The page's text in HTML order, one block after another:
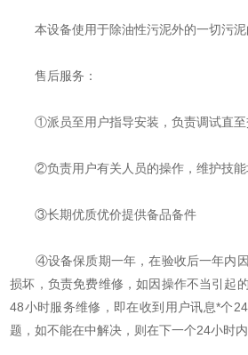
本设备使用于除油性污泥外的一切污泥
售后服务：
①派员至用户指导安装，负责调试直至
②负责用户有关人员的操作，维护技能
③长期优质优价提供备品备件
④设备保质期一年，在验收后一年内因
损坏，负责免费维修，如因操作不当引起
48小时服务维修，即在收到用户讯息*个
题，如不能在中解决，则在下一个24小时